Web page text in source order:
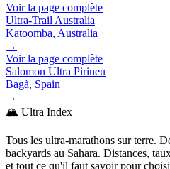
Voir la page complète
Ultra-Trail Australia
Katoomba, Australia
→
Voir la page complète
Salomon Ultra Pirineu
Bagà, Spain
→
🏔️ Ultra Index
Tous les ultra-marathons sur terre.
backyards au Sahara. Distances,
et tout ce qu'il faut savoir pour